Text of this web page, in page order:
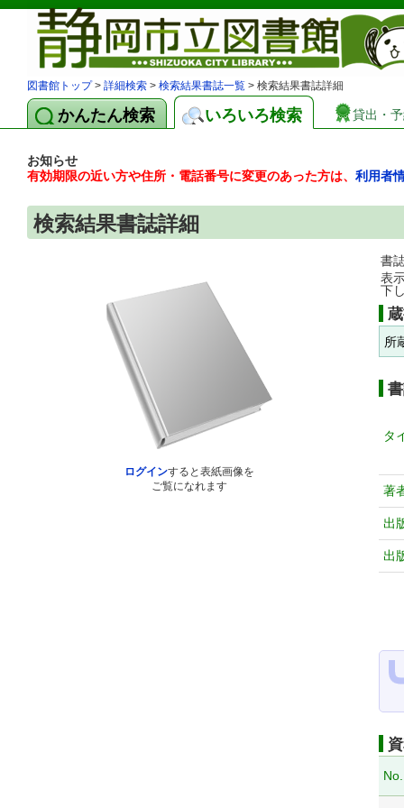
図書館トップ> 詳細検索 > 検索結果書誌一覧 > 検索結果書誌詳細
かんたん検索 いろいろ検索 貸出・
お知らせ
有効期限の近い方や住所・電話番号に変更のあった方は、 利用者
検索結果書誌詳細
ログインすると表紙画像を
ご覧になれます
書
表
下
所
タ
著
出
出
No.